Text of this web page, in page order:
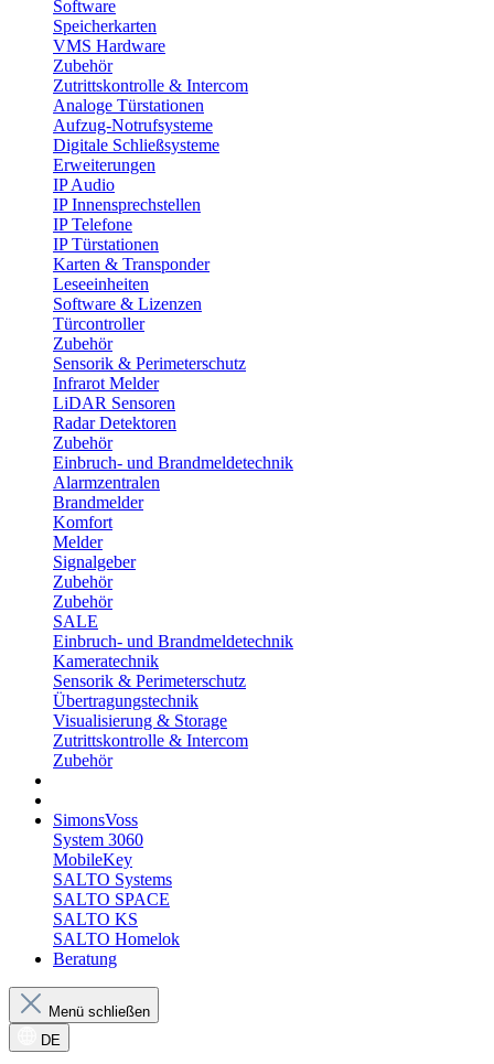
Software
Speicherkarten
VMS Hardware
Zubehör
Zutrittskontrolle & Intercom
Analoge Türstationen
Aufzug-Notrufsysteme
Digitale Schließsysteme
Erweiterungen
IP Audio
IP Innensprechstellen
IP Telefone
IP Türstationen
Karten & Transponder
Leseeinheiten
Software & Lizenzen
Türcontroller
Zubehör
Sensorik & Perimeterschutz
Infrarot Melder
LiDAR Sensoren
Radar Detektoren
Zubehör
Einbruch- und Brandmeldetechnik
Alarmzentralen
Brandmelder
Komfort
Melder
Signalgeber
Zubehör
Zubehör
SALE
Einbruch- und Brandmeldetechnik
Kameratechnik
Sensorik & Perimeterschutz
Übertragungstechnik
Visualisierung & Storage
Zutrittskontrolle & Intercom
Zubehör
SimonsVoss
System 3060
MobileKey
SALTO Systems
SALTO SPACE
SALTO KS
SALTO Homelok
Beratung
Menü schließen
DE